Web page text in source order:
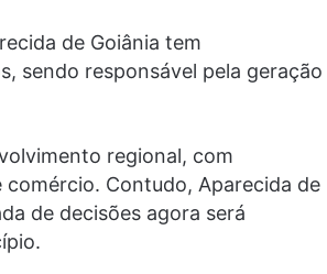
de Goiânia tem
sendo responsável pela geração
regional, com
Contudo, Aparecida de
de decisões agora será